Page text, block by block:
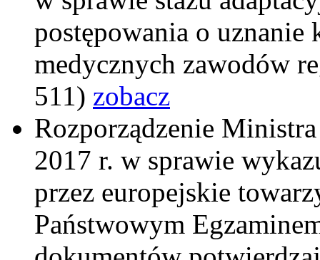
postępowania o
medycznych zawodów
511) zobacz
Rozporządzenie
2017 r. w sprawie
przez europejskie
Państwowym